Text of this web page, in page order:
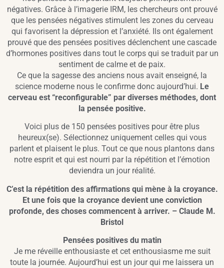
négatives. Grâce à l’imagerie IRM, les chercheurs ont prouvé
que les pensées négatives stimulent les zones du cerveau
qui favorisent la dépression et l’anxiété. Ils ont également
prouvé que des pensées positives déclenchent une cascade
d’hormones positives dans tout le corps qui se traduit par un
sentiment de calme et de paix.
Ce que la sagesse des anciens nous avait enseigné, la
science moderne nous le confirme donc aujourd’hui. Le
cerveau est “reconfigurable” par diverses méthodes, dont
la pensée positive.
Voici plus de 150 pensées positives pour être plus
heureux(se). Sélectionnez uniquement celles qui vous
parlent et plaisent le plus. Tout ce que nous plantons dans
notre esprit et qui est nourri par la répétition et l’émotion
deviendra un jour réalité.
C’est la répétition des affirmations qui mène à la croyance.
Et une fois que la croyance devient une conviction
profonde, des choses commencent à arriver. – Claude M.
Bristol
Pensées positives du matin
Je me réveille enthousiaste et cet enthousiasme me suit
toute la journée. Aujourd’hui est un jour qui me laissera un